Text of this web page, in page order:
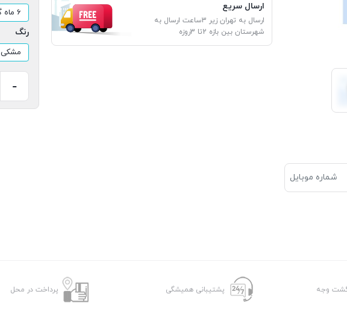
ارسال سریع
ارسال به تهران زیر 3ساعت ارسال به
شهرستان بین بازه 2تا 3روزه
6 ماه گارانتی شرکتی
رنگ
مشکی
بی
-
پشتیبانی همیشگی پرداخت در محل